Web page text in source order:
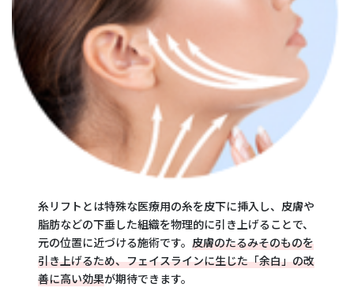
糸リフトとは特殊な医療用の糸を皮下に挿入し、皮膚や
脂肪などの下垂した組織を物理的に引き上げることで、
元の位置に近づける施術です。皮膚のたるみそのものを
引き上げるため、フェイスラインに生じた「余白」の改
善に高い効果が期待できます。